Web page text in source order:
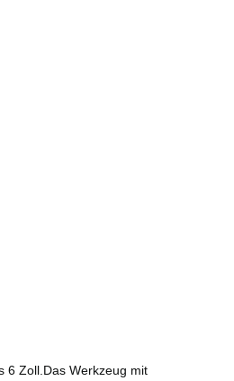
6 Zoll.Das Werkzeug mit